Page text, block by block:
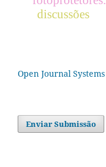
discussões
Open Journal Systems
Enviar Submissão